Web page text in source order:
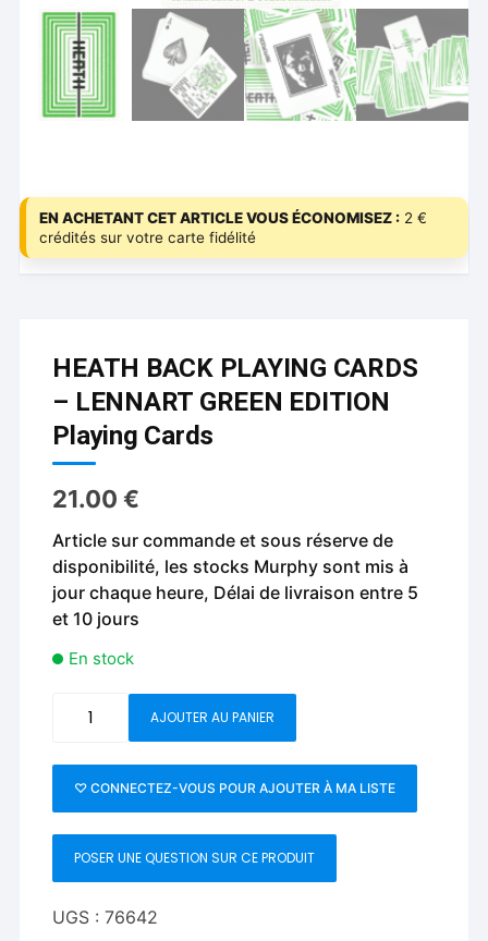
EN ACHETANT CET ARTICLE VOUS ÉCONOMISEZ : 2 €
crédités sur votre carte fidélité
HEATH BACK PLAYING CARDS
– LENNART GREEN EDITION
Playing Cards
21.00€
Article sur commande et sous réserve de
disponibilité, les stocks Murphy sont mis à
jour chaque heure, Délai de livraison entre 5
et 10 jours
En stock
BACK
PLAYING
CARDS
LENNART
GREEN
AJOUTER AU PANIER
♡ CONNECTEZ-VOUS POUR AJOUTER À MA LISTE
POSER UNE QUESTION SUR CE PRODUIT
UGS :76642